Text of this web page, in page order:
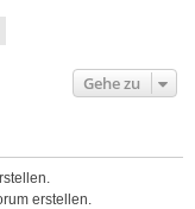
Gehe zu
erstellen.